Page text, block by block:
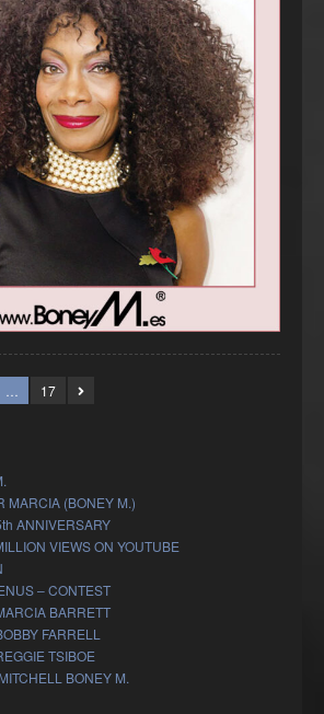
17
MARCIA (BONEY M.)
ANNIVERSARY
VIEWS ON YOUTUBE
– CONTEST
BARRETT
FARRELL
TSIBOE
BONEY M.